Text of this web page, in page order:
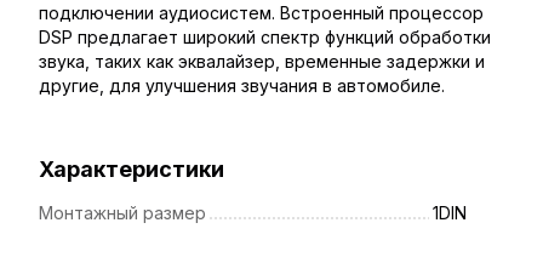
подключении аудиосистем. Встроенный процессор
DSP предлагает широкий спектр функций обработки
звука, таких как эквалайзер, временные задержки и
другие, для улучшения звучания в автомобиле.
Характеристики
Монтажный размер 1DIN